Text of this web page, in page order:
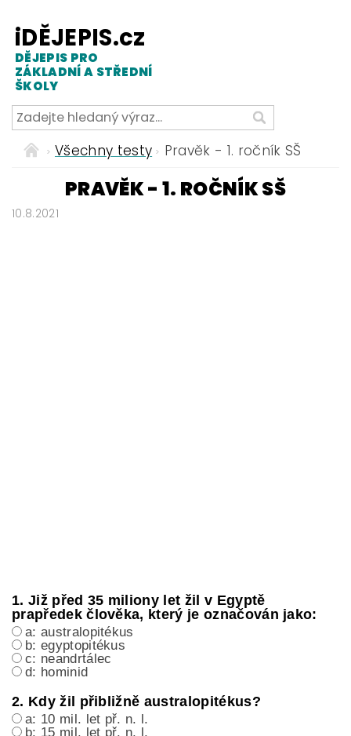
iDĚJEPIS.cz
DĚJEPIS PRO
ZÁKLADNÍ A STŘEDNÍ
ŠKOLY
Všechny testy Pravěk - 1. ročník SŠ
PRAVĚK - 1. ROČNÍK SŠ
10.8.2021
1. Již před 35 miliony let žil v Egyptě
prapředek člověka, který je označován jako:
a: australopitékus
b: egyptopitékus
c: neandrtálec
d: hominid
2. Kdy žil přibližně australopitékus?
a: 10 mil. let př. n. l.
b: 15 mil. let př. n. l.